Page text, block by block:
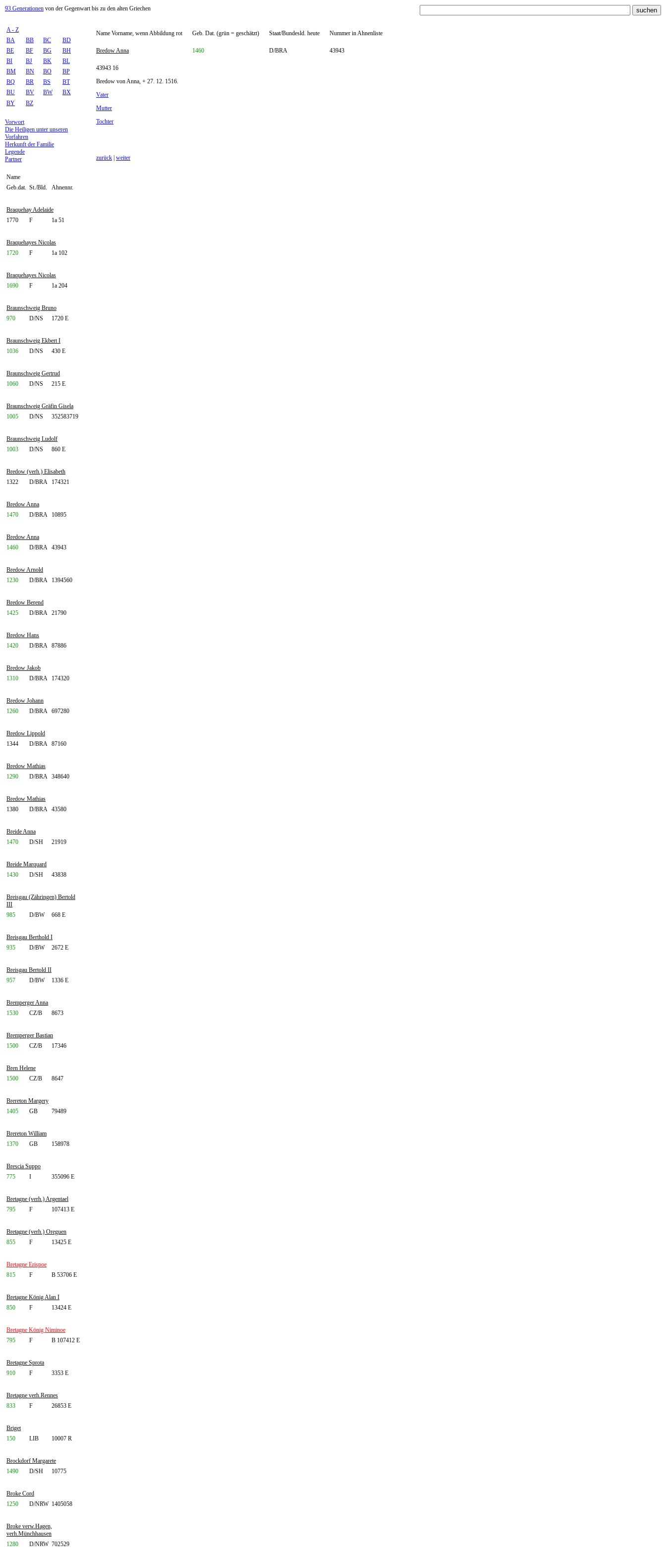
93 Generationen von der Gegenwart bis zu den alten Griechen
A - Z
BA
BB BC
BD
BE
BF BG
BH
BI
BJ BK
BL
BM
BN BO
BP
BQ
BR BS
BT
BU
BV BW
BX
BY
BZ
Vorwort
Die Heiligen unter unseren
Vorfahren
Herkunft der Familie
Legende
Partner
Name
Geb.dat. St./Bld. Ahnennr.
Braquehay Adelaide
1770
F 1a 51
Braquehayes Nicolas
1720
F 1a 102
Braquehayes Nicolas
1690
F 1a 204
Braunschweig Bruno
970
D/NS 1720 E
Braunschweig Ekbert I
1036
D/NS 430 E
Braunschweig Gertrud
1060
D/NS 215 E
Braunschweig Gräfin Gisela
1005
D/NS 352583719
Braunschweig Ludolf
1003
D/NS 860 E
Bredow (verh.) Elisabeth
1322
D/BRA 174321
Bredow Anna
1470
D/BRA 10895
Bredow Anna
1460
D/BRA 43943
Bredow Arnold
1230
D/BRA 1394560
Bredow Berend
1425
D/BRA 21790
Bredow Hans
1420
D/BRA 87886
Bredow Jakob
1310
D/BRA 174320
Bredow Johann
1260
D/BRA 697280
Bredow Lippold
1344
D/BRA 87160
Bredow Mathias
1290
D/BRA 348640
Bredow Mathias
1380
D/BRA 43580
Breide Anna
1470
D/SH 21919
Breide Marquard
1430
D/SH 43838
Breisgau (Zähringen) Bertold
III
985
D/BW 668 E
Breisgau Berthold I
935
D/BW 2672 E
Breisgau Bertold II
957
D/BW 1336 E
Bremperger Anna
1530
CZ/B 8673
Bremperger Bastian
1500
CZ/B 17346
Bren Helene
1500
CZ/B 8647
Brereton Margery
1405
GB 79489
Brereton William
1370
GB 158978
Brescia Suppo
775
I 355096 E
Bretagne (verh.) Argentael
795
F 107413 E
Bretagne (verh.) Oreguen
855
F 13425 E
Bretagne Erispoe
815
F B 53706 E
Bretagne König Alan I
850
F 13424 E
Bretagne König Niminoe
795
F B 107412 E
Bretagne Sprota
910
F 3353 E
Bretagne verh.Rennes
833
F 26853 E
Briget
150
LIB 10007 R
Brockdorf Margarete
1490
D/SH 10775
Broke Cord
1250
D/NRW 1405058
Broke verw.Hagen,
verh.Münchhausen
1280
D/NRW 702529
Name Vorname, wenn Abbildung rot Geb. Dat. (grün = geschätzt) Staat/Bundesld. heute Nummer in Ahnenliste
Bredow Anna 1460 D/BRA 43943
43943 16
Bredow von Anna, + 27. 12. 1516.
Vater
Mutter
Tochter
zurück weiter